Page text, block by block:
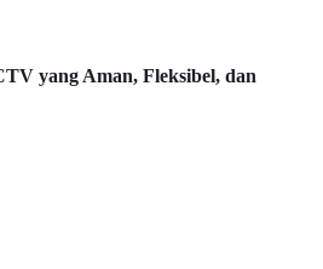
yang Aman, Fleksibel, dan